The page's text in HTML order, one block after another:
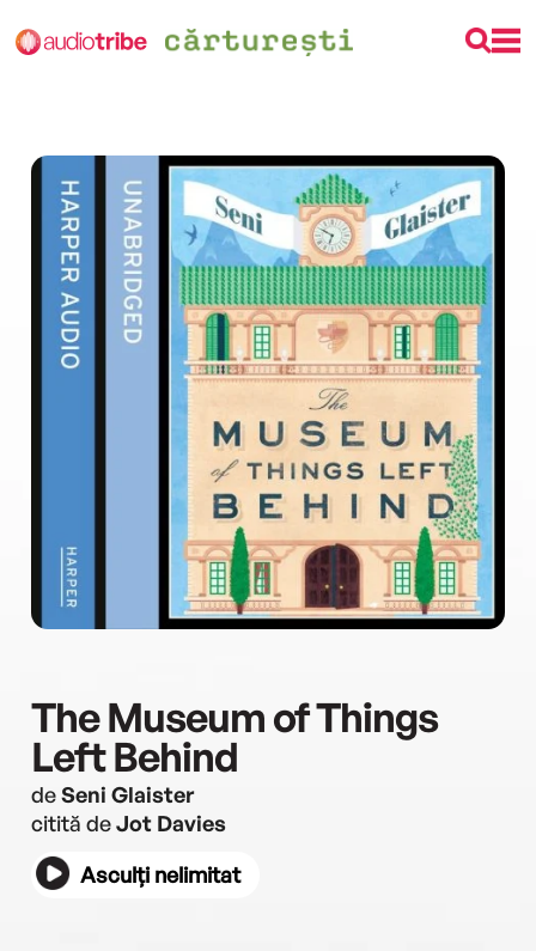
The Museum of Things
Left Behind
deSeni Glaister
citită deJot Davies
Asculți nelimitat